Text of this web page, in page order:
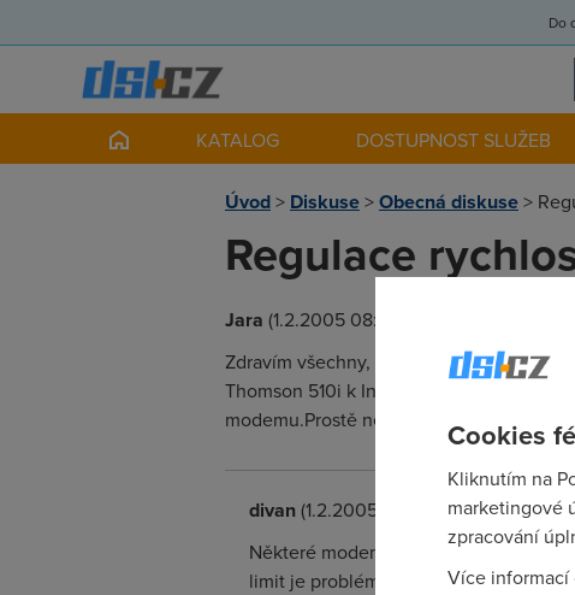
Do
KATALOG DOSTUPNOST SLUŽEB
Úvod> Diskuse>Obecná diskuse>
Regulace
Jara (1.2.2005 08:26:32)
Zdravím všechny, můj problem spočívá
Thomson 510i k Internetu.Nejsem
modemu.Prostě nějak přidělit i
divan(1.2.2005 14:47:53)
Některé modemy/routery umí
limit je problém.
Cookies
Kliknutím na
marketingové
zpracování
Více informací